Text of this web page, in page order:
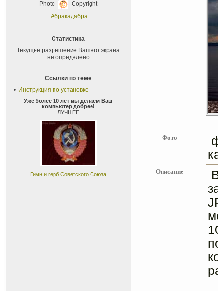
Photo
Copyright
Абракадабра
Статистика
Текущее разрешение Вашего экрана
не определено
Ссылки по теме
• Инструкция по установке
Уже более 10 лет мы делаем Ваш
компьютер добрее!
ЛУЧШЕЕ
Гимн и герб Советского Союза
Фото
Описание